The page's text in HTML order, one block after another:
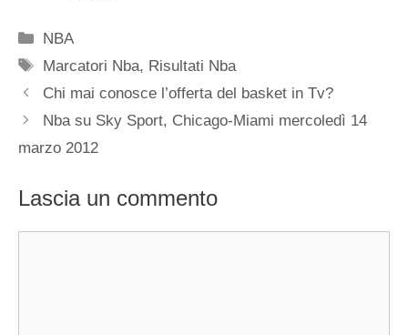
Categorie
NBA
Tag
Marcatori Nba, Risultati Nba
Chi mai conosce l’offerta del basket in Tv?
Nba su Sky Sport, Chicago-Miami mercoledì 14
marzo 2012
Lascia un commento